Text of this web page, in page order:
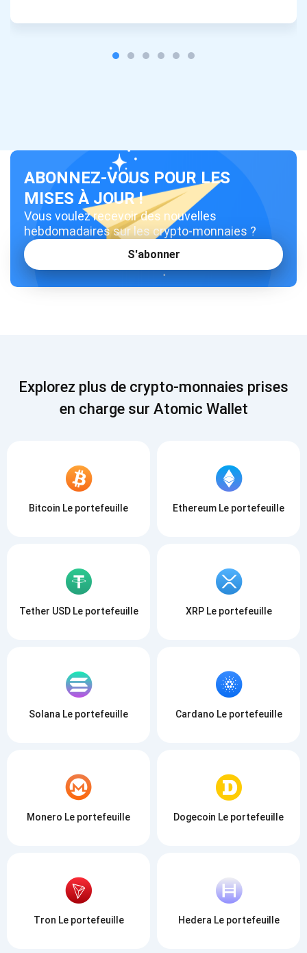
ABONNEZ-VOUS POUR LES
MISES À JOUR !
Vous voulez recevoir des nouvelles
hebdomadaires sur les crypto-monnaies ?
S'abonner
S'ABONNER
S'abonner
Explorez plus de crypto-monnaies prises
en charge sur Atomic Wallet
Bitcoin Le portefeuille Ethereum Le portefeuille
Tether USD Le portefeuille XRP Le portefeuille
Solana Le portefeuille Cardano Le portefeuille
Monero Le portefeuille Dogecoin Le portefeuille
Tron Le portefeuille Hedera Le portefeuille